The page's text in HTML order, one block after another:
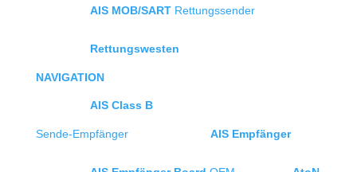
AIS MOB/SARTRettungssender
Rettungswesten
NAVIGATION
AIS Class B
Sende-Empfänger AIS Empfänger